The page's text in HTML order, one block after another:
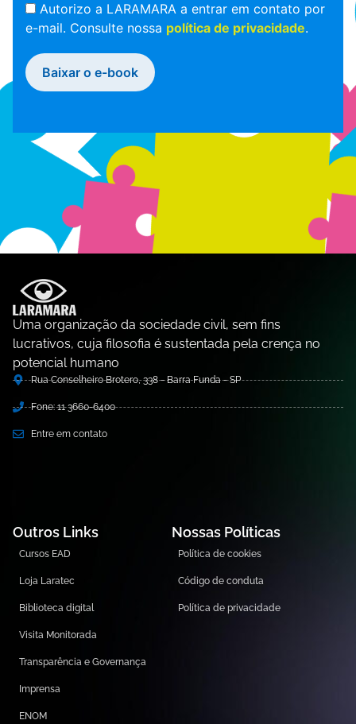
Autorizo a LARAMARA a entrar em contato por
e-mail. Consulte nossa política de privacidade.
Baixar o e-book
Uma organização da sociedade civil, sem fins
lucrativos, cuja filosofia é sustentada pela crença no
potencial humano
Rua Conselheiro Brotero, 338 - Barra Funda - SP
Fone: 11 3660-6400
Entre em contato
Outros Links
Cursos EAD
Loja Laratec
Biblioteca digital
Visita Monitorada
Transparência e Governança
Imprensa
ENOM
Nossas Políticas
Política de cookies
Código de conduta
Política de privacidade